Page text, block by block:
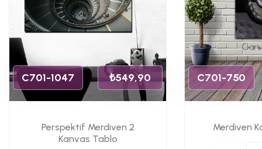
C701-1047 ₺549,90
Perspektif Merdiven 2
Kanvas Tablo
C701-750
Merdiven